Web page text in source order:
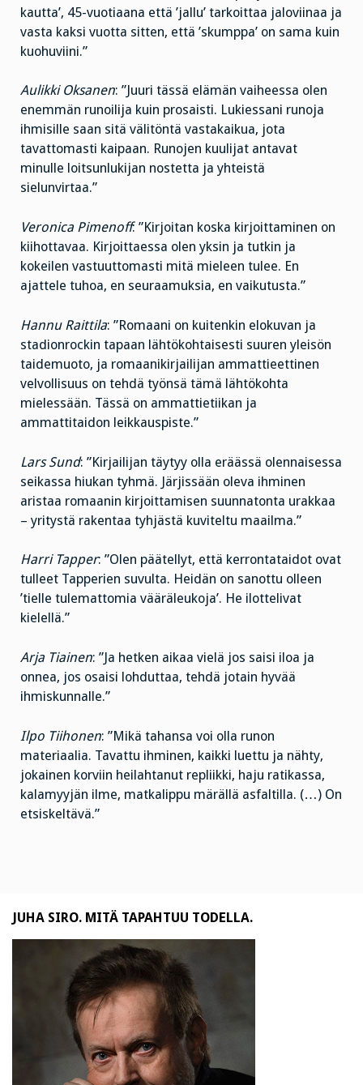
kautta’, 45-vuotiaana että ’jallu’ tarkoittaa jaloviinaa ja
vasta kaksi vuotta sitten, että ’skumppa’ on sama kuin
kuohuviini.”
Aulikki Oksanen: ”Juuri tässä elämän vaiheessa olen
enemmän runoilija kuin prosaisti. Lukiessani runoja
ihmisille saan sitä välitöntä vastakaikua, jota
tavattomasti kaipaan. Runojen kuulijat antavat
minulle loitsunlukijan nostetta ja yhteistä
sielunvirtaa.”
Veronica Pimenoff: ”Kirjoitan koska kirjoittaminen on
kiihottavaa. Kirjoittaessa olen yksin ja tutkin ja
kokeilen vastuuttomasti mitä mieleen tulee. En
ajattele tuhoa, en seuraamuksia, en vaikutusta.”
Hannu Raittila: ”Romaani on kuitenkin elokuvan ja
stadionrockin tapaan lähtökohtaisesti suuren yleisön
taidemuoto, ja romaanikirjailijan ammattieettinen
velvollisuus on tehdä työnsä tämä lähtökohta
mielessään. Tässä on ammattietiikan ja
ammattitaidon leikkauspiste.”
Lars Sund: ”Kirjailijan täytyy olla eräässä olennaisessa
seikassa hiukan tyhmä. Järjissään oleva ihminen
aristaa romaanin kirjoittamisen suunnatonta urakkaa
– yritystä rakentaa tyhjästä kuviteltu maailma.”
Harri Tapper: ”Olen päätellyt, että kerrontataidot ovat
tulleet Tapperien suvulta. Heidän on sanottu olleen
’tielle tulemattomia vääräleukoja’. He ilottelivat
kielellä.”
Arja Tiainen: ”Ja hetken aikaa vielä jos saisi iloa ja
onnea, jos osaisi lohduttaa, tehdä jotain hyvää
ihmiskunnalle.”
Ilpo Tiihonen: ”Mikä tahansa voi olla runon
materiaalia. Tavattu ihminen, kaikki luettu ja nähty,
jokainen korviin heilahtanut repliikki, haju ratikassa,
kalamyyjän ilme, matkalippu märällä asfaltilla. (…) On
etsiskeltävä.”
JUHA SIRO. MITÄ TAPAHTUU TODELLA.